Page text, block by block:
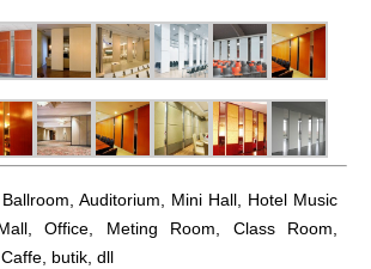
Auditorium, Mini Hall, Hotel Music
Office, Meting Room, Class Room,
butik, dll